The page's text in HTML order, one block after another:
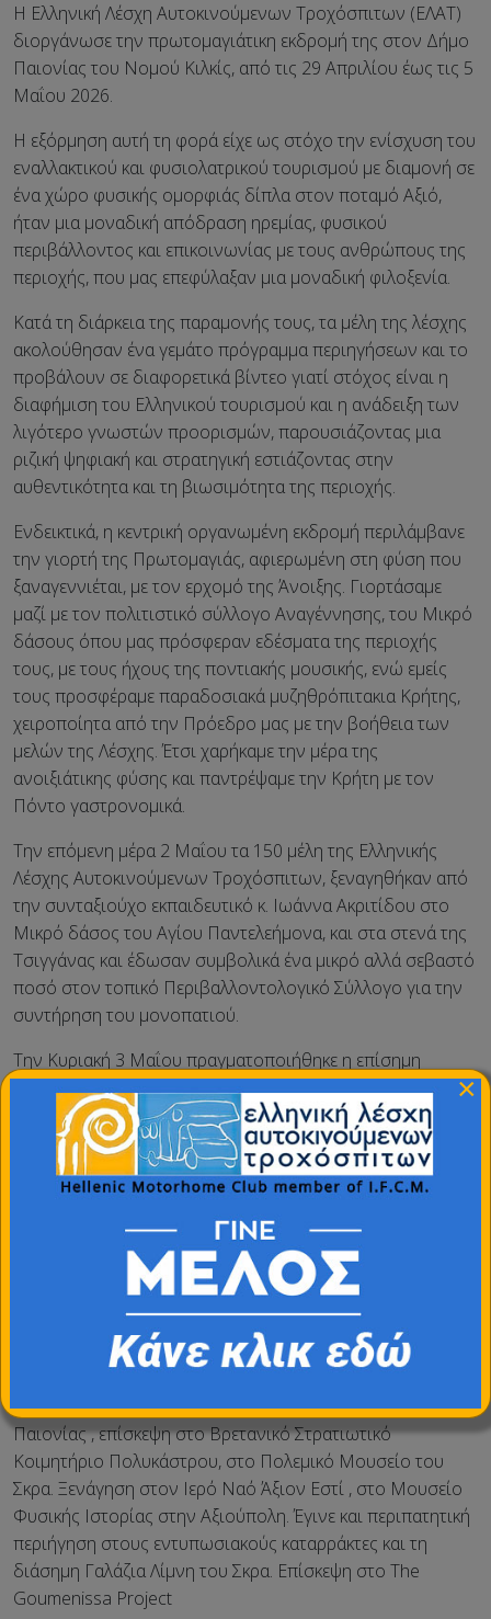
Η Ελληνική Λέσχη Αυτοκινούμενων Τροχόσπιτων (ΕΛΑΤ)
διοργάνωσε την πρωτομαγιάτικη εκδρομή της στον Δήμο
Παιονίας του Νομού Κιλκίς, από τις 29 Απριλίου έως τις 5
Μαΐου 2026.
Η εξόρμηση αυτή τη φορά είχε ως στόχο την ενίσχυση του
εναλλακτικού και φυσιολατρικού τουρισμού με διαμονή σε
ένα χώρο φυσικής ομορφιάς δίπλα στον ποταμό Αξιό,
ήταν μια μοναδική απόδραση ηρεμίας, φυσικού
περιβάλλοντος και επικοινωνίας με τους ανθρώπους της
περιοχής, που μας επεφύλαξαν μια μοναδική φιλοξενία.
Κατά τη διάρκεια της παραμονής τους, τα μέλη της λέσχης
ακολούθησαν ένα γεμάτο πρόγραμμα περιηγήσεων και το
προβάλουν σε διαφορετικά βίντεο γιατί στόχος είναι η
διαφήμιση του Ελληνικού τουρισμού και η ανάδειξη των
λιγότερο γνωστών προορισμών, παρουσιάζοντας μια
ριζική ψηφιακή και στρατηγική εστιάζοντας στην
αυθεντικότητα και τη βιωσιμότητα της περιοχής.
Ενδεικτικά, η κεντρική οργανωμένη εκδρομή περιλάμβανε
την γιορτή της Πρωτομαγιάς, αφιερωμένη στη φύση που
ξαναγεννιέται, με τον ερχομό της Άνοιξης. Γιορτάσαμε
μαζί με τον πολιτιστικό σύλλογο Αναγέννησης, του Μικρό
δάσους όπου μας πρόσφεραν εδέσματα της περιοχής
τους, με τους ήχους της ποντιακής μουσικής, ενώ εμείς
τους προσφέραμε παραδοσιακά μυζηθρόπιτακια Κρήτης,
χειροποίητα από την Πρόεδρο μας με την βοήθεια των
μελών της Λέσχης. Έτσι χαρήκαμε την μέρα της
ανοιξιάτικης φύσης και παντρέψαμε την Κρήτη με τον
Πόντο γαστρονομικά.
Την επόμενη μέρα 2 Μαΐου τα 150 μέλη της Ελληνικής
Λέσχης Αυτοκινούμενων Τροχόσπιτων, ξεναγηθήκαν από
την συνταξιούχο εκπαιδευτικό κ. Ιωάννα Ακριτίδου στο
Μικρό δάσος του Αγίου Παντελεήμονα, και στα στενά της
Τσιγγάνας και έδωσαν συμβολικά ένα μικρό αλλά σεβαστό
ποσό στον τοπικό Περιβαλλοντολογικό Σύλλογο για την
συντήρηση του μονοπατιού.
Την Κυριακή 3 Μαΐου πραγματοποιήθηκε η επίσημη
εκδήλωση στον χώρο κατασκήνωσης, ως ένδειξη
ευχαριστίας για τη φιλοξενία, προσφέροντας το κρητικό
Γαμοπίλαφο , ακόμη μια ενέργεια της προέδρου μας και να
παντρέψει την Κρήτη με τον Πόντο Η πρόεδρος της ΕΛΑΤ
απένειμε αναμνηστική πλακέτα στον Δήμο Παιονίας . Από
την πλευρά του, ο Δήμος (εκπροσωπούμενος από τον
Αντιδήμαρχο Τουρισμού) δώρισε στη λέσχη το
φωτογραφικό λεύκωμα της περιοχής για την περαιτέρω
τουριστική προβολή του. Διασκεδάσαμε με τα χάλκινα της
Γουμένισσας.
εκδρομή με πούλμαν στα Ιστορικά αξιοθέατα του Δ.
Παιονίας , επίσκεψη στο Βρετανικό Στρατιωτικό
Κοιμητήριο Πολυκάστρου, στο Πολεμικό Μουσείο του
Σκρα. Ξενάγηση στον Ιερό Ναό Άξιον Εστί , στο Μουσείο
Φυσικής Ιστορίας στην Αξιούπολη. Έγινε και περιπατητική
περιήγηση στους εντυπωσιακούς καταρράκτες και τη
διάσημη Γαλάζια Λίμνη του Σκρα. Επίσκεψη στο The
Goumenissa Project
×